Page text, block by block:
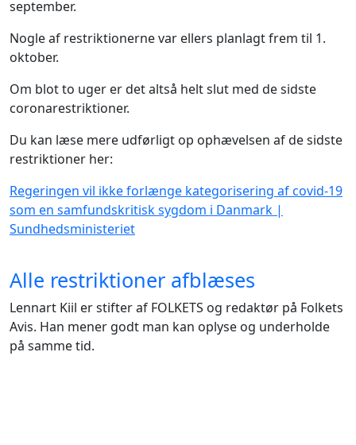
september.
Nogle af restriktionerne var ellers planlagt frem til 1.
oktober.
Om blot to uger er det altså helt slut med de sidste
coronarestriktioner.
Du kan læse mere udførligt op ophævelsen af de sidste
restriktioner her:
Regeringen vil ikke forlænge kategorisering af covid-19
som en samfundskritisk sygdom i Danmark |
Sundhedsministeriet
Alle restriktioner afblæses
Lennart Kiil er stifter af FOLKETS og redaktør på Folkets
Avis. Han mener godt man kan oplyse og underholde
på samme tid.